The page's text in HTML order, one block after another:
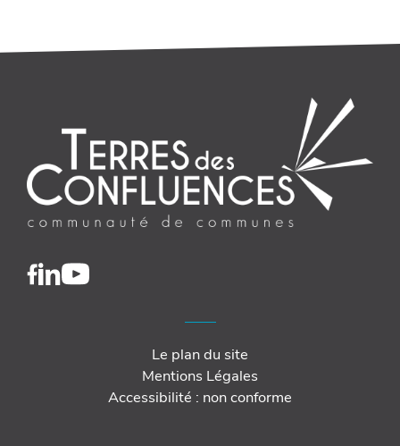
Le plan du site
Mentions Légales
Accessibilité : non conforme